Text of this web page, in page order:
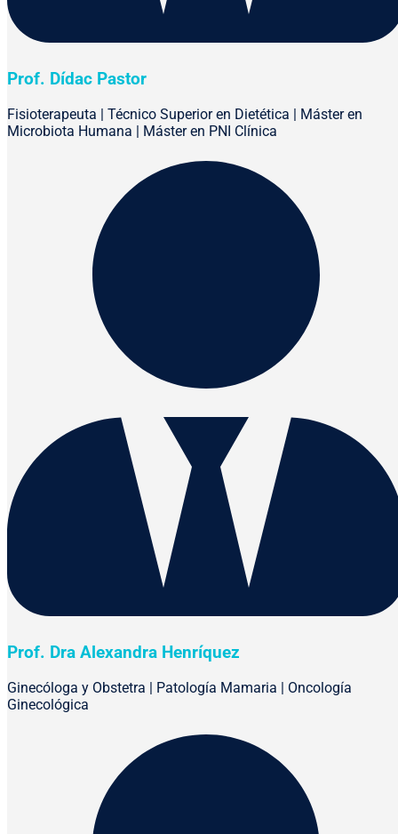
Prof. Dídac Pastor
Fisioterapeuta | Técnico Superior en Dietética | Máster en
Microbiota Humana | Máster en PNI Clínica
Prof. Dra Alexandra Henríquez
Ginecóloga y Obstetra | Patología Mamaria | Oncología
Ginecológica